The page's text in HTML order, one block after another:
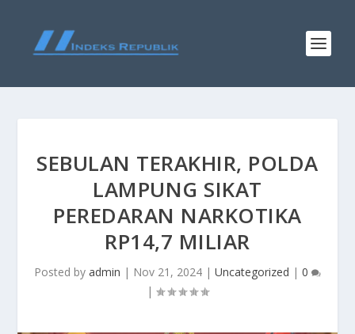
SEBULAN TERAKHIR, POLDA
LAMPUNG SIKAT
PEREDARAN NARKOTIKA
RP14,7 MILIAR
Posted by admin | Nov 21, 2024 | Uncategorized | 0
|